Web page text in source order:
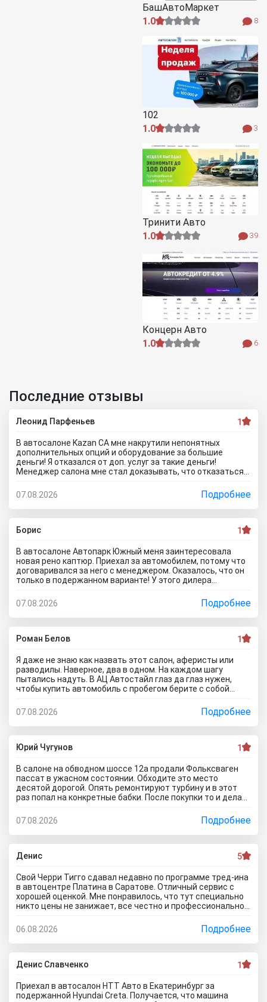
БашАвтоМаркет
1.0
8
102
1.0
3
Тринити Авто
1.0
39
Концерн Авто
1.0
6
Последние отзывы
Леонид Парфеньев 1
В автосалоне Kazan CA мне накрутили непонятных
дополнительных опций и оборудование за большие
деньги! Я отказался от доп. услуг за такие деньги!
Менеджер салона мне стал доказывать, что отказаться
происходит?! Отчего это невозможно? это развод и
кидалово! Оставил салон без автомобиля, потому что не
хотел его приобретать с допами за большие деньги да и
вам не советую!
07.08.2026 Подробнее
Борис 1
В автосалоне Автопарк Южный меня заинтересовала
новая рено каптюр. Приехал за автомобилем, потому что
договаривался за него с менеджером. Оказалось, что он
только в подержанном варианте! У этого дилера
советовал бы вам приезжать в этот автоцентр на
Гражданскую 1Д в Ставрополь, потому что это наглый
обман! Они только на сайте большой автосалон с
шикарными ценами, на деле мелкая шарашка разводящая
покупателей.
07.08.2026 Подробнее
Роман Белов 1
Я даже не знаю как назвать этот салон, аферисты или
разводилы. Наверное, два в одном. На каждом шагу
пытались надуть. В АЦ Автостайл глаз да глаз нужен,
чтобы купить автомобиль с пробегом берите с собой
еще юриста захватите. Менеджер вообще никак не давал
осмотреть авто. Ни капот открыть, ни в салон сесть, ни
днище глянуть. Попросил документы и то вместо них
ксерокопии принес. Мне даже смешно стало. Может по
картинкам тачку выбирать будем? Как я его не убеждал,
настаивать больше не стал, но очень интересно было, а
если бы я 5 тачек осмотреть захотел, на все 5 договора
бы писали? Бред полнейший..хорошо что в Челябинске
есть куча других автосалонов и этот с лживый автоцентр
можно спокойно объехать стороной.
07.08.2026 Подробнее
Юрий Чугунов 1
В салоне на обводном шоссе 12а продали Фольксваген
пассат в ужасном состоянии. Обходите это место
десятой дорогой. Опять ремонтируют турбину и в этот
раз попал на конкретные бабки. После покупки то и делаю,
что все с машиной идеально, а сейчас ничего не могу
сделать по гарантийному ремонту. Аферисты хреновы! Я
когда спрашивают где купить автомобиль в Тольятти
говорю - где угодно но не в автосалоне М-Авто!
07.08.2026 Подробнее
Денис 5
Свой Черри Тигго сдавал недавно по программе тред-ина
в автоцентре Платина в Саратове. Отличный сервис с
хорошей оценкой. Мне понравилось, что тут специально
никто цены не занижает, все честно и профессионально.
предложили подготовку провести тут в салоне. Для
клиента это важно, самому возиться не надо. Сделали
все быстро и поставили нормальную цену. Теперь буду
ждать , пока тачку продадут, не сомневаюсь , что быстро
справятся так как тут работают профессионалы.
06.08.2026 Подробнее
Денис Славченко 1
Приехал в автосалон НТТ Авто в Екатеринбург за
подержанной Hyundai Creta. Получается, что машина